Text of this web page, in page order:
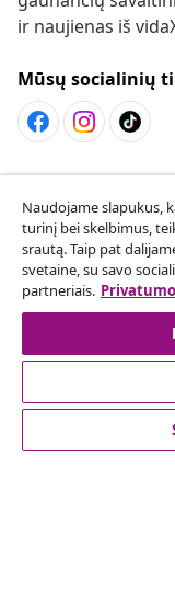
ir naujienas iš
Mūsų socialinių
Sutarties
Pateikite
Klientų
Naudojame slapukus,
turinį bei skelbimus,
srautą. Taip pat
svetaine, su savo
partneriais.